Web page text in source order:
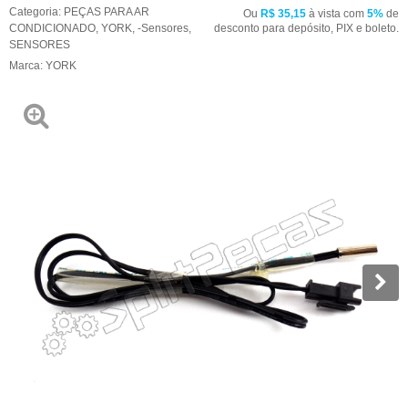
Categoria: PEÇAS PARA AR
CONDICIONADO YORK -Sensores
SENSORES
Marca: YORK
Ou R$ 35,15 à vista com 5% de
desconto para depósito, PIX e boleto.